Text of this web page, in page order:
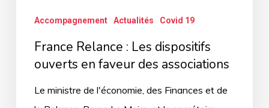
associations
Accompagnement Actualités Covid 19
France Relance : Les dispositifs
ouverts en faveur des associations
Le ministre de l'économie, des Finances et de